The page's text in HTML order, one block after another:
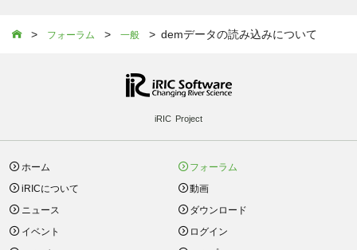
 > フォーラム > 一般 > demデータの読み込みについて
iRIC Project
ホーム
iRICについて
ニュース
イベント
フォーラム
動画
ダウンロード
ログイン